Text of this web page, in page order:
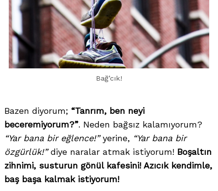
Bağ’cık!
Bazen diyorum; “Tanrım, ben neyi
beceremiyorum?”. Neden bağsız kalamıyorum?
“Yar bana bir eğlence!”yerine, “Yar bana bir
özgürlük!”diye naralar atmak istiyorum! Boşaltın
zihnimi, susturun gönül kafesini! Azıcık kendimle,
baş başa kalmak istiyorum!